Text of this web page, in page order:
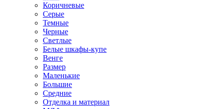
Коричневые
Серые
Темные
Черные
Светлые
Белые шкафы-купе
Венге
Размер
Маленькие
Большие
Средние
Отделка и материал